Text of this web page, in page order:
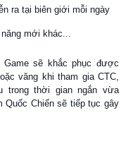
ra tại biên giới mỗi ngày
mới khác...
sẽ khắc phục được
văng khi tham gia CTC,
trong thời gian ngắn vừa
Quốc Chiến sẽ tiếp tục gây